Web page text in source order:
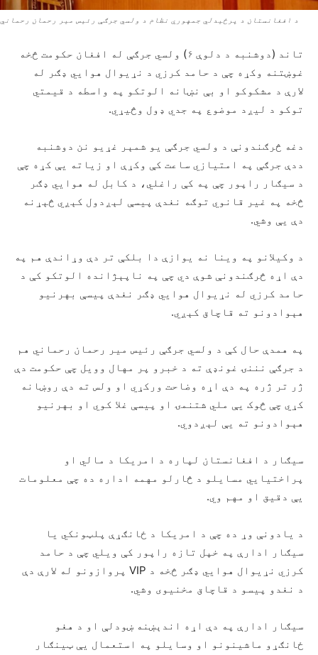
د افغانستان د پرځیدلي جمهوري نظام د ولسي جرګې رئیس میر رحمان رحماني
تاند (دوشنبه د دلوې ۶) ولسي جرګې له افغان حکومت څخه
غوښتنه وکړه چې د حامد کرزي د نړیوال هوایي ډګر له
لارې د مشکوکو او بې نښانه الوتکو په واسطه د قیمتي
توکو د لیږد موضوع په جدي ډول وڅیړي.
دغه څرګندونې د ولسي جرګې یو شمېر غړیو نن دوشنبه
ددې جرګې په امتیازي ساعت کې وکړې او زیاته یې کړه چې
د سیګار راپور چې په کې راغلي، د کابل له هوایي ډګر
څخه په غیر قانوي توګه نغدې پیسې لېږدول کېږي څېړنه
دې یې وشي.
د وکیلانو په وینا نه یوازې دا بلکې تر دې وړاندې هم په
دې اړه څرګندونې شوې دي چې په ناپېژانده الوتکو کې د
حامد کرزي له نړیوال هوایي ډګر نغدې پیسې بهرنیو
هېوادونو ته قاچاق کېږي.
په همدې حال کې د ولسي جرګې رئیس میر رحمان رحماني هم
د جرګې نننۍ غونډې ته د خبرو پر مهال وویل چې حکومت دې
ژر تر ژره په دې اړه وضاحت ورکړي او ولس ته دې روښانه
کړي چې څوک یې ملي شتنمۍ او پیسې غلا کوي او بهرنیو
هېوادونو ته یې لېږدوي.
سیګار د افغانستان لپاره د امریکا د مالي او
پراختیایي مسایلو د څارلو مهمه اداره ده چې معلومات
یې دقیق او مهم وي.
د یادونې وړ ده چې د امريکا د ځانګړې پلټونکي يا
سيګار ادارې په خپل تازه راپور کې ویلي چې د حامد
کرزي نړيوال هوايي ډګر څخه د VIP پروازونو له لارې دې
د نغدو پيسو د قاچاق مخنيوی وشي.
سيګار ادارې په دې اړه اندېښنه ښودلې او د هغو
ځانګړو ماشينونو او وسايلو په استعمال یې ټينګار